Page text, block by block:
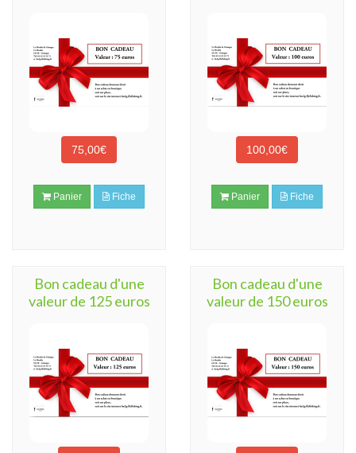
75,00€
Panier Fiche
100,00€
Panier Fiche
Bon cadeau d'une
valeur de 125 euros
Bon cadeau d'une
valeur de 150 euros